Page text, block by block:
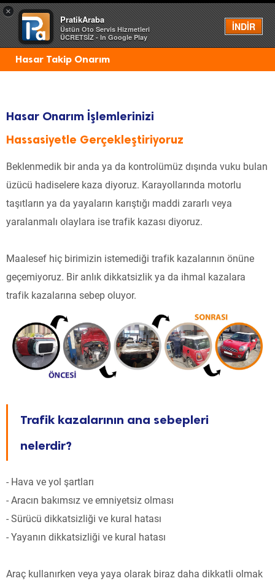
×
PratikAraba
Üstün Oto Servis Hizmetleri
ÜCRETSİZ - In Google Play
İNDİR
Menü
Hasar Takip Onarım
Hasar Onarım İşlemlerinizi
Hassasiyetle Gerçekleştiriyoruz
Beklenmedik bir anda ya da kontrolümüz dışında vuku bulan
üzücü hadiselere kaza diyoruz. Karayollarında motorlu
taşıtların ya da yayaların karıştığı maddi zararlı veya
yaralanmalı olaylara ise trafik kazası diyoruz.
Maalesef hiç birimizin istemediği trafik kazalarının önüne
geçemiyoruz. Bir anlık dikkatsizlik ya da ihmal kazalara
trafik kazalarına sebep oluyor.
Trafik kazalarının ana sebepleri
nelerdir?
- Hava ve yol şartları
- Aracın bakımsız ve emniyetsiz olması
- Sürücü dikkatsizliği ve kural hatası
- Yayanın dikkatsizliği ve kural hatası
Araç kullanırken veya yaya olarak biraz daha dikkatli olmak